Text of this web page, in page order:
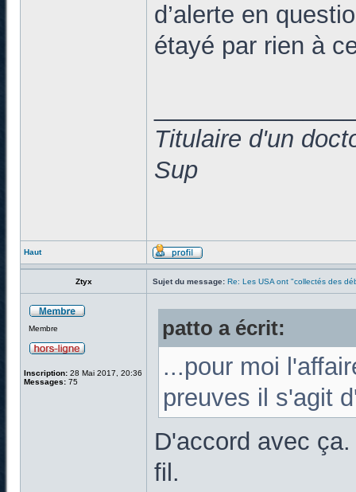
d’alerte en
étayé par rien à
Titulaire d'un
Sup
Haut
Ztyx Sujet du message: Re: Les USA ont "collectés des
Membre
Inscription: 28 Mai 2017, 20:36
Messages: 75
patto a écrit:
...pour moi
preuves il s'agit
D'accord avec
fil.